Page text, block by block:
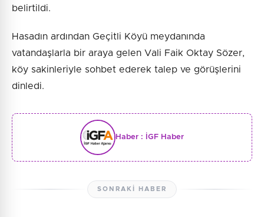
belirtildi.
Hasadın ardından Geçitli Köyü meydanında
vatandaşlarla bir araya gelen Vali Faik Oktay Sözer,
köy sakinleriyle sohbet ederek talep ve görüşlerini
dinledi.
Haber : İGF Haber
SONRAKI HABER